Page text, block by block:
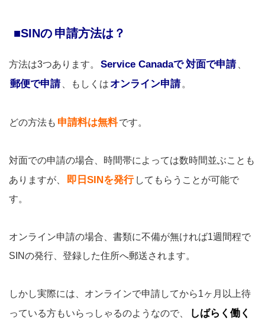
■SINの 申請方法は？
方法は3つあります。 Service Canadaで 対面で申請
郵便で申請 、もしくは オンライン申請 。
どの方法も 申請料は無料です。
対面での申請の場合、時間帯によっては数時間並ぶことも
ありますが、
即日SINを発行 してもらうことが可能で
す。
オンライン申請の場合、書類に不備が無ければ1週間程で
SINの発行、登録した住所へ郵送されます。
しかし実際には、オンラインで申請してから1ヶ月以上待
っている方もいらっしゃるのようなので、
しばらく働く